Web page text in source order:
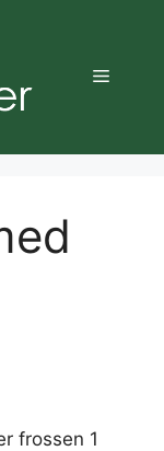
Meny
frossen 1